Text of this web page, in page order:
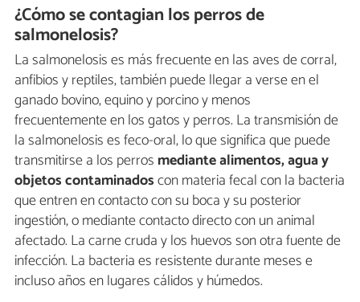
¿Cómo se contagian los perros de
salmonelosis?
La salmonelosis es más frecuente en las aves de corral,
anfibios y reptiles, también puede llegar a verse en el
ganado bovino, equino y porcino y menos
frecuentemente en los gatos y perros. La transmisión de
la salmonelosis es feco-oral, lo que significa que puede
transmitirse a los perros mediante alimentos, agua y
objetos contaminadoscon materia fecal con la bacteria
que entren en contacto con su boca y su posterior
ingestión, o mediante contacto directo con un animal
afectado. La carne cruda y los huevos son otra fuente de
infección. La bacteria es resistente durante meses e
incluso años en lugares cálidos y húmedos.